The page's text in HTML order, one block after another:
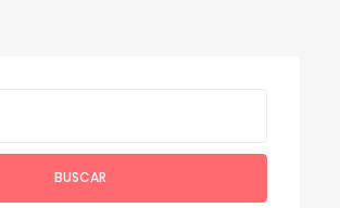
BUSCAR